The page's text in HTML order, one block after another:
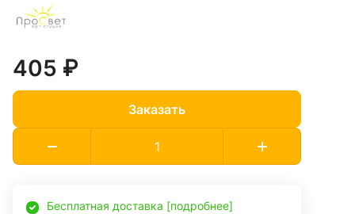
405 ₽
Заказать
Бесплатная доставка [подробнее]